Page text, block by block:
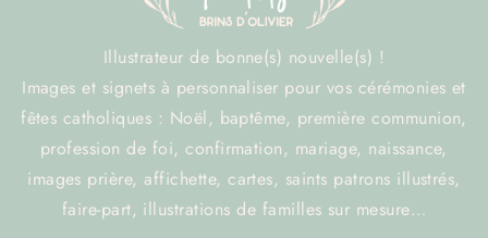
Illustrateur de bonne(s) nouvelle(s) !
Images et signets à personnaliser pour vos cérémonies et
fêtes catholiques : Noël, baptême, première communion,
profession de foi, confirmation, mariage, naissance,
images prière, affichette, cartes, saints patrons illustrés,
faire-part, illustrations de familles sur mesure…